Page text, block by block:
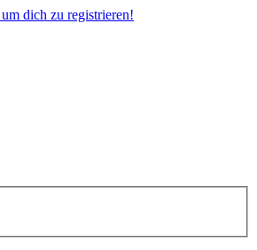
dich zu registrieren!